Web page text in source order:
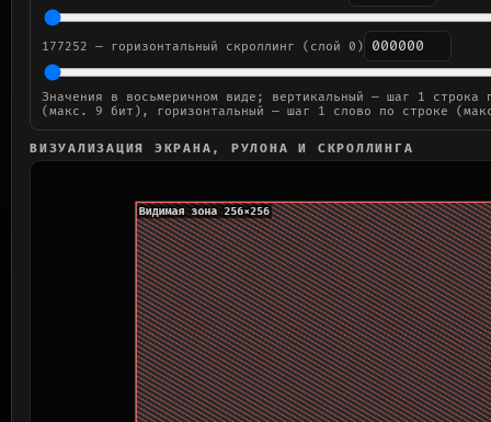
177252 — горизонтальный скроллинг (слой 0)
Значения в восьмеричном виде; вертикальный — шаг 1 строка
(макс. 9 бит), горизонтальный — шаг 1 слово по строке
ВИЗУАЛИЗАЦИЯ ЭКРАНА, РУЛОНА И СКРОЛЛИНГА